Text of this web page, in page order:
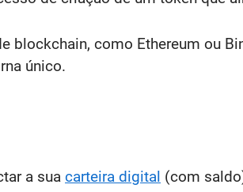
blockchain, como Ethereum ou
único.
a sua carteira digital (com